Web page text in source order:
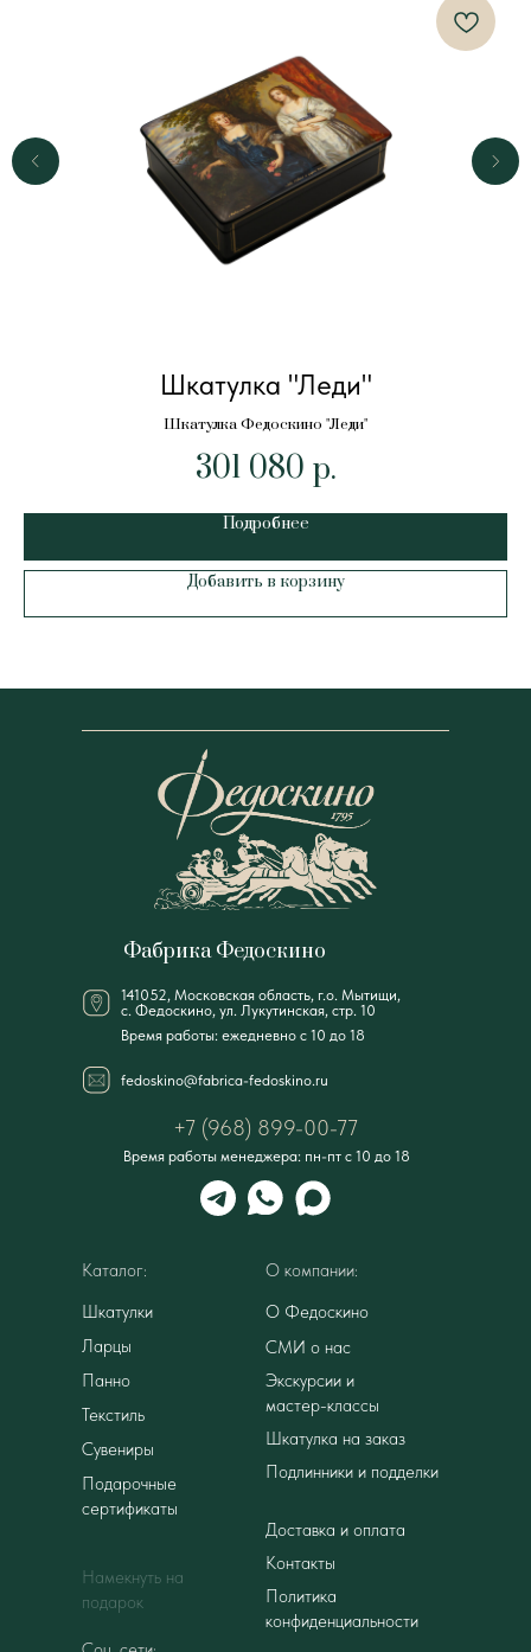
Шкатулка "Леди"
Шкатулка Федоскино "Леди"
301 080 р.
Подробнее
Добавить в корзину
141052, Московская область, г.о. Мытищи,
с. Федоскино, ул. Лукутинская, стр. 10
Фабрика Федоскино
+7 (968) 899-00-77
Время работы: ежедневно с 10 до 18
Время работы менеджера: пн-пт с 10 до 18
Каталог:
Шкатулки
Ларцы
Панно
Текстиль
Сувениры
Подарочные
сертификаты
Намекнуть на
подарок
О компании:
О Федоскино
Контакты
Экскурсии и
мастер-классы
Подлинники и подделки
Доставка и оплата
fedoskino@fabrica-fedoskino.ru
Шкатулка на заказ
Политика
конфиденциальности
СМИ о нас